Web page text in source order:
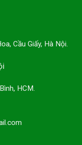
Cầu Giấy, Hà Nội.
HCM.